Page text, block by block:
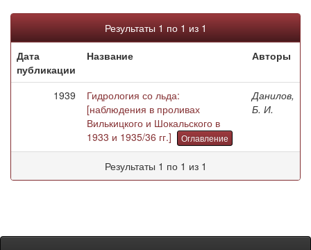
Результаты 1 по 1 из 1
Дата
публикации
Название Авторы
1939
Гидрология со льда:
[наблюдения в проливах
Вилькицкого и Шокальского в
1933 и 1935/36 гг.]
Оглавление
Данилов,
Б. И.
Результаты 1 по 1 из 1